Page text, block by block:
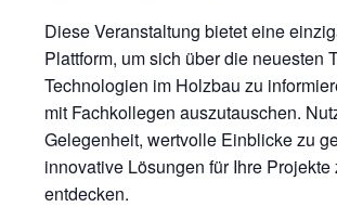
Diese Veranstaltung bietet eine
Plattform, um sich über die neuesten
Technologien im Holzbau zu
mit Fachkollegen auszutauschen.
Gelegenheit, wertvolle Einblicke zu
innovative Lösungen für Ihre Projekte
entdecken.